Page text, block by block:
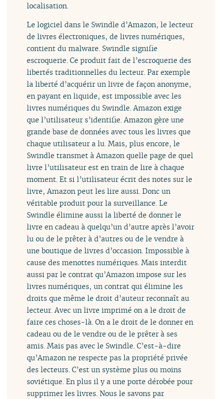
localisation.
Le logiciel dans le Swindle d’Amazon, le lecteur
de livres électroniques, de livres numériques,
contient du malware. Swindle signifie
escroquerie. Ce produit fait de l’escroquerie des
libertés traditionnelles du lecteur. Par exemple
la liberté d’acquérir un livre de façon anonyme,
en payant en liquide, est impossible avec les
livres numériques du Swindle. Amazon exige
que l’utilisateur s’identifie. Amazon gère une
grande base de données avec tous les livres que
chaque utilisateur a lu. Mais, plus encore, le
Swindle transmet à Amazon quelle page de quel
livre l’utilisateur est en train de lire à chaque
moment. Et si l’utilisateur écrit des notes sur le
livre, Amazon peut les lire aussi. Donc un
véritable produit pour la surveillance. Le
Swindle élimine aussi la liberté de donner le
livre en cadeau à quelqu’un d’autre après l’avoir
lu ou de le prêter à d’autres ou de le vendre à
une boutique de livres d’occasion. Impossible à
cause des menottes numériques. Mais interdit
aussi par le contrat qu’Amazon impose sur les
livres numériques, un contrat qui élimine les
droits que même le droit d’auteur reconnaît au
lecteur. Avec un livre imprimé on a le droit de
faire ces choses-là. On a le droit de le donner en
cadeau ou de le vendre ou de le prêter à ses
amis. Mais pas avec le Swindle. C’est-à-dire
qu’Amazon ne respecte pas la propriété privée
des lecteurs. C’est un système plus ou moins
soviétique. En plus il y a une porte dérobée pour
supprimer les livres. Nous le savons par